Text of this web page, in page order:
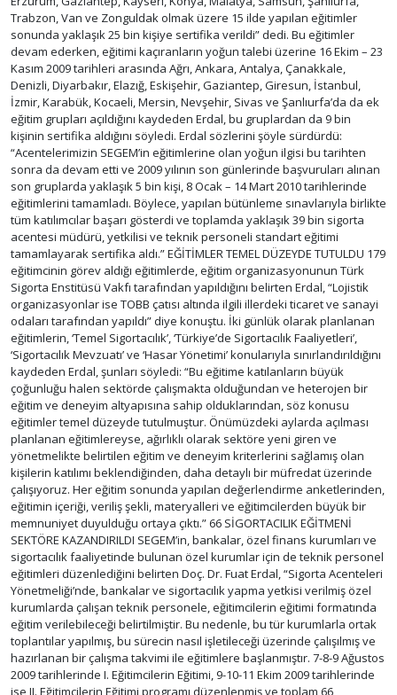
Trabzon, Van ve Zonguldak olmak üzere 15 ilde yapılan eğitimler
sonunda yaklaşık 25 bin kişiye sertifika verildi” dedi. Bu eğitimler
devam ederken, eğitimi kaçıranların yoğun talebi üzerine 16 Ekim – 23
Kasım 2009 tarihleri arasında Ağrı, Ankara, Antalya, Çanakkale,
Denizli, Diyarbakır, Elazığ, Eskişehir, Gaziantep, Giresun, İstanbul,
İzmir, Karabük, Kocaeli, Mersin, Nevşehir, Sivas ve Şanlıurfa’da da ek
eğitim grupları açıldığını kaydeden Erdal, bu gruplardan da 9 bin
kişinin sertifika aldığını söyledi. Erdal sözlerini şöyle sürdürdü:
“Acentelerimizin SEGEM’in eğitimlerine olan yoğun ilgisi bu tarihten
sonra da devam etti ve 2009 yılının son günlerinde başvuruları alınan
son gruplarda yaklaşık 5 bin kişi, 8 Ocak – 14 Mart 2010 tarihlerinde
eğitimlerini tamamladı. Böylece, yapılan bütünleme sınavlarıyla birlikte
tüm katılımcılar başarı gösterdi ve toplamda yaklaşık 39 bin sigorta
acentesi müdürü, yetkilisi ve teknik personeli standart eğitimi
tamamlayarak sertifika aldı.” EĞİTİMLER TEMEL DÜZEYDE TUTULDU 179
eğitimcinin görev aldığı eğitimlerde, eğitim organizasyonunun Türk
Sigorta Enstitüsü Vakfı tarafından yapıldığını belirten Erdal, “Lojistik
organizasyonlar ise TOBB çatısı altında ilgili illerdeki ticaret ve sanayi
odaları tarafından yapıldı” diye konuştu. İki günlük olarak planlanan
eğitimlerin, ‘Temel Sigortacılık’, ‘Türkiye’de Sigortacılık Faaliyetleri’,
‘Sigortacılık Mevzuatı’ ve ‘Hasar Yönetimi’ konularıyla sınırlandırıldığını
kaydeden Erdal, şunları söyledi: “Bu eğitime katılanların büyük
çoğunluğu halen sektörde çalışmakta olduğundan ve heterojen bir
eğitim ve deneyim altyapısına sahip olduklarından, söz konusu
eğitimler temel düzeyde tutulmuştur. Önümüzdeki aylarda açılması
planlanan eğitimlereyse, ağırlıklı olarak sektöre yeni giren ve
yönetmelikte belirtilen eğitim ve deneyim kriterlerini sağlamış olan
kişilerin katılımı beklendiğinden, daha detaylı bir müfredat üzerinde
çalışıyoruz. Her eğitim sonunda yapılan değerlendirme anketlerinden,
eğitimin içeriği, veriliş şekli, materyalleri ve eğitimcilerden büyük bir
memnuniyet duyulduğu ortaya çıktı.” 66 SİGORTACILIK EĞİTMENİ
SEKTÖRE KAZANDIRILDI SEGEM’in, bankalar, özel finans kurumları ve
sigortacılık faaliyetinde bulunan özel kurumlar için de teknik personel
eğitimleri düzenlediğini belirten Doç. Dr. Fuat Erdal, “Sigorta Acenteleri
Yönetmeliği’nde, bankalar ve sigortacılık yapma yetkisi verilmiş özel
kurumlarda çalışan teknik personele, eğitimcilerin eğitimi formatında
eğitim verilebileceği belirtilmiştir. Bu nedenle, bu tür kurumlarla ortak
toplantılar yapılmış, bu sürecin nasıl işletileceği üzerinde çalışılmış ve
hazırlanan bir çalışma takvimi ile eğitimlere başlanmıştır. 7-8-9 Ağustos
2009 tarihlerinde I. Eğitimcilerin Eğitimi, 9-10-11 Ekim 2009 tarihlerinde
ise II. Eğitimcilerin Eğitimi programı düzenlenmiş ve toplam 66